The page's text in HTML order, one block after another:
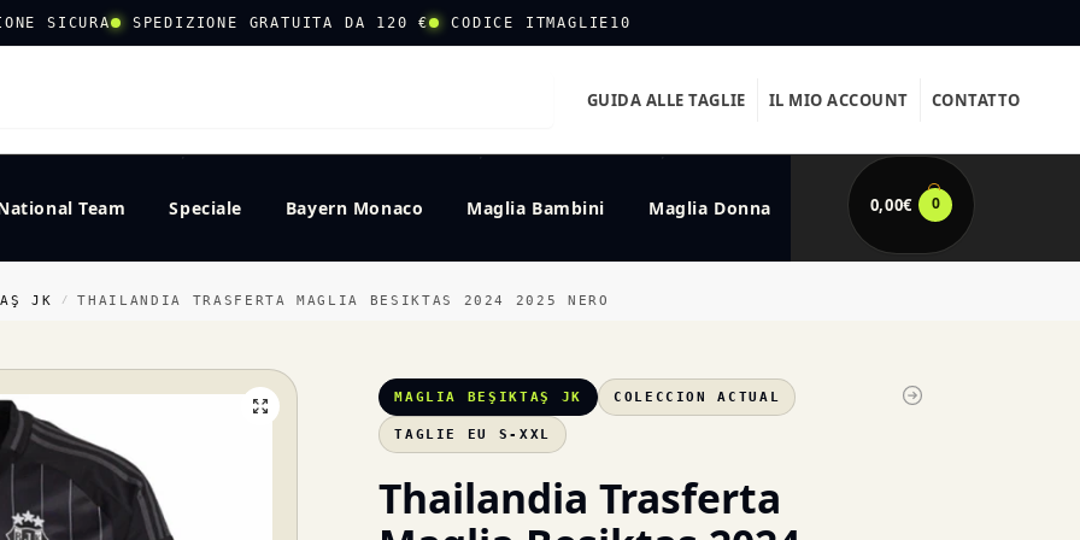
SICURA SPEDIZIONE GRATUITA DA 120 € CODICE ITMAGLIE10
GUIDA ALLE TAGLIE IL MIO ACCOUNT CONTATTO
Team Speciale Bayern Monaco Maglia Bambini Maglia Donna 0,00€ 0
JK / THAILANDIA TRASFERTA MAGLIA BESIKTAS 2024 2025 NERO
MAGLIA BEŞIKTAŞ JK COLECCION ACTUAL
TAGLIE EU S-XXL
Thailandia Trasferta